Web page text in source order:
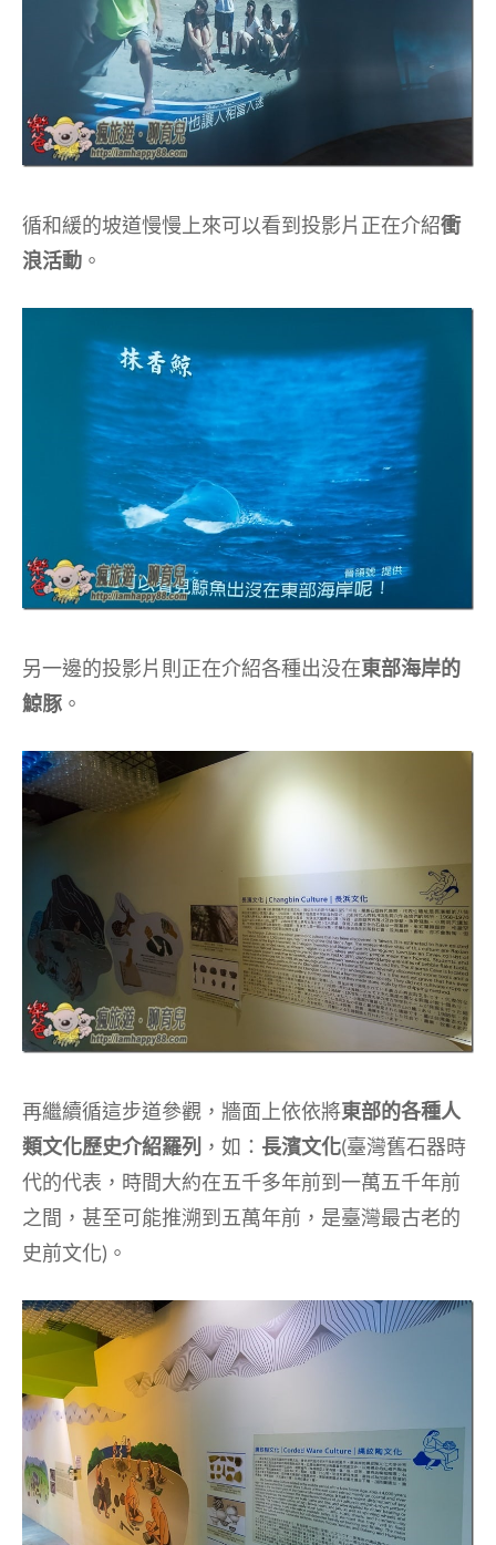
循和緩的坡道慢慢上來可以看到投影片正在介紹衝
浪活動 。
另一邊的投影片則正在介紹各種出没在東部海岸的
鯨豚 。
再繼續循這步道參觀，牆面上依依將東部的各種人
類文化歷史介紹羅列 ，如： 長濱文化(臺灣舊石器時
代的代表，時間大約在五千多年前到一萬五千年前
之間，甚至可能推溯到五萬年前，是臺灣最古老的
史前文化)。